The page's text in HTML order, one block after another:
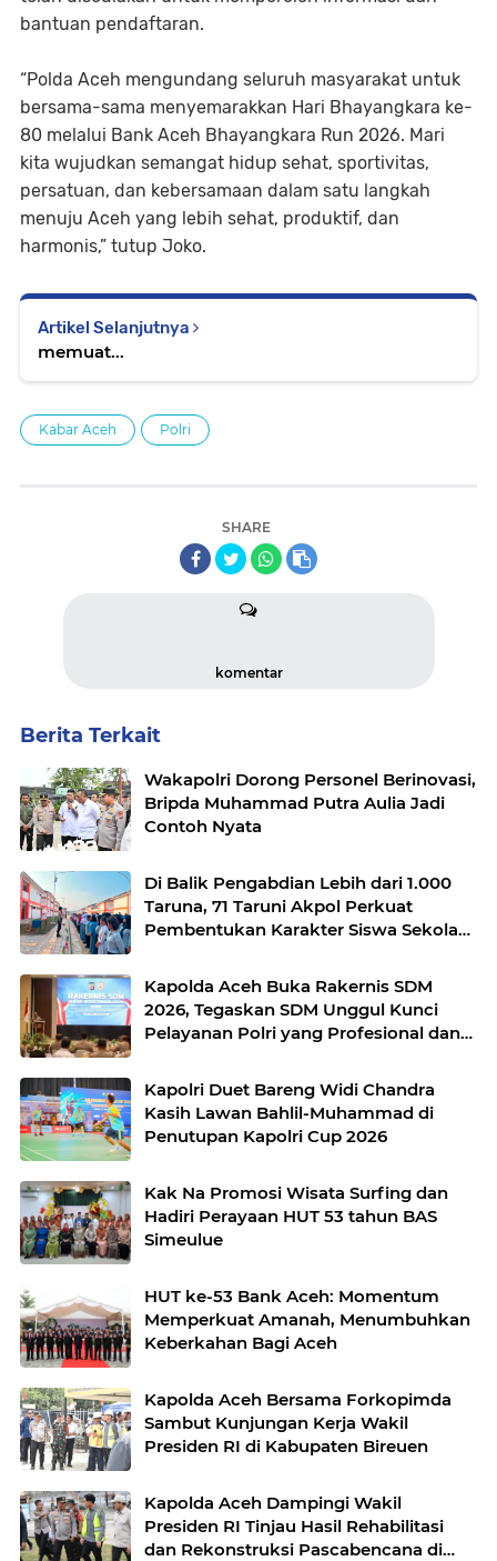
bantuan pendaftaran.
“Polda Aceh mengundang seluruh masyarakat untuk
bersama-sama menyemarakkan Hari Bhayangkara ke-
80 melalui Bank Aceh Bhayangkara Run 2026. Mari
kita wujudkan semangat hidup sehat, sportivitas,
persatuan, dan kebersamaan dalam satu langkah
menuju Aceh yang lebih sehat, produktif, dan
harmonis,” tutup Joko.
Artikel Selanjutnya
memuat...
Kabar Aceh Polri
SHARE
komentar
Berita Terkait
Wakapolri Dorong Personel Berinovasi,
Bripda Muhammad Putra Aulia Jadi
Contoh Nyata
Di Balik Pengabdian Lebih dari 1.000
Taruna, 71 Taruni Akpol Perkuat
Pembentukan Karakter Siswa Sekolah
Kapolda Aceh Buka Rakernis SDM
2026, Tegaskan SDM Unggul Kunci
Pelayanan Polri yang Profesional dan
Kapolri Duet Bareng Widi Chandra
Kasih Lawan Bahlil-Muhammad di
Penutupan Kapolri Cup 2026
Kak Na Promosi Wisata Surfing dan
Hadiri Perayaan HUT 53 tahun BAS
Simeulue
HUT ke-53 Bank Aceh: Momentum
Memperkuat Amanah, Menumbuhkan
Keberkahan Bagi Aceh
Kapolda Aceh Bersama Forkopimda
Sambut Kunjungan Kerja Wakil
Presiden RI di Kabupaten Bireuen
Kapolda Aceh Dampingi Wakil
Presiden RI Tinjau Hasil Rehabilitasi
dan Rekonstruksi Pascabencana di